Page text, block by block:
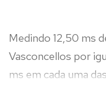
Medindo 12,50 ms
Vasconcellos por
ms em cada uma